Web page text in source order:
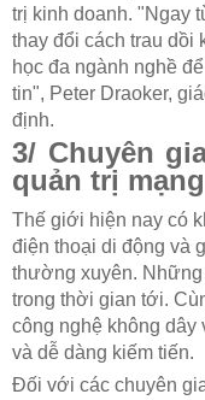
trị kinh doanh. "Ngay
thay đổi cách trau dồi
học đa ngành nghề
tin", Peter Draoker,
định.
3/ Chuyên
quản trị mạng
Thế giới hiện nay có
điện thoại di động và
thường xuyên. Những
trong thời gian tới.
công nghệ không dây
và dễ dàng kiếm tiến.
Đối với các chuyên